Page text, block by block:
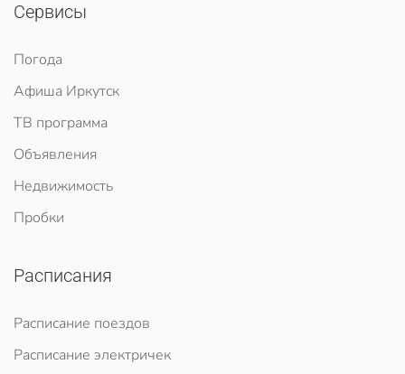
Сервисы
Погода
Афиша Иркутск
ТВ программа
Объявления
Недвижимость
Пробки
Расписания
Расписание поездов
Расписание электричек